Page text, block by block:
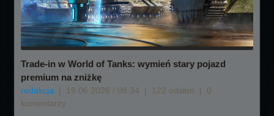
Trade-in w World of Tanks: wymień stary pojazd
premium na zniżkę
redakcja | 19.06.2026 / 08:34 | 122 odsłon |
0
komentarzy